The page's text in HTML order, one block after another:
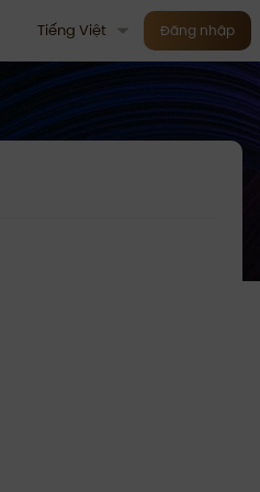
Tiếng Việt Đăng nhập